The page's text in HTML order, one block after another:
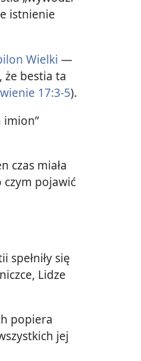
istnienie
Wielki —
że bestia ta
17:3-5).
czas miała
czym pojawić
spełniły się
Lidze
popiera
jej